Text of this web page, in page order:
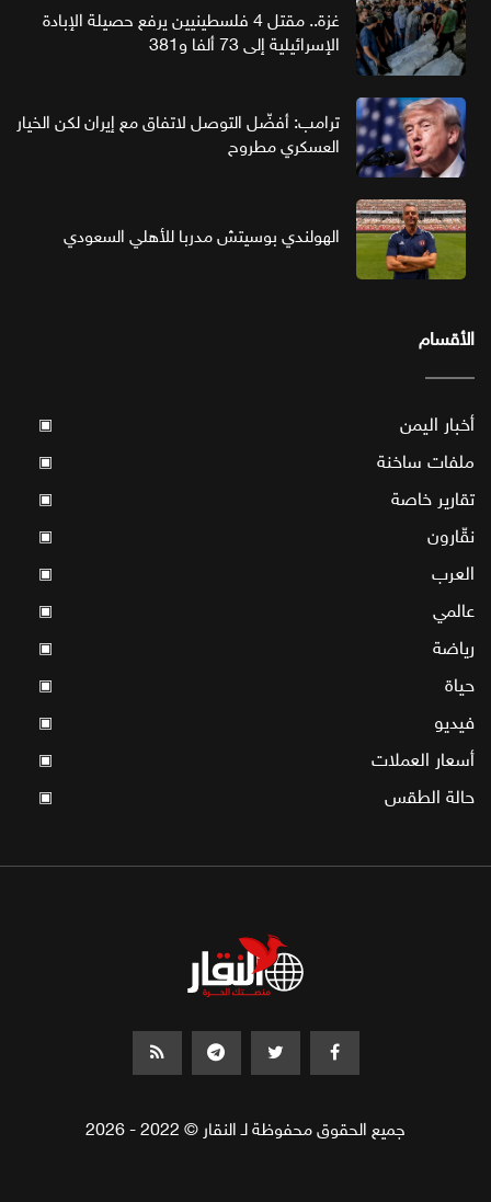
غزة.. مقتل 4 فلسطينيين يرفع حصيلة الإبادة
الإسرائيلية إلى 73 ألفا و381
ترامب: أفضّل التوصل لاتفاق مع إيران لكن الخيار
العسكري مطروح
الهولندي بوسيتش مدربا للأهلي السعودي
الأقسام
أخبار اليمن ▣
ملفات ساخنة ▣
تقارير خاصة ▣
نقّارون ▣
العرب ▣
عالمي ▣
رياضة ▣
حياة ▣
فيديو ▣
أسعار العملات ▣
حالة الطقس ▣
جميع الحقوق محفوظة لـ النقار © 2022 - 2026